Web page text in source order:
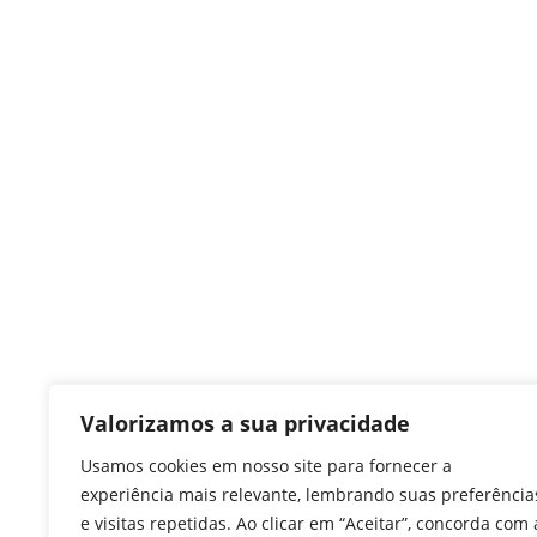
Valorizamos a sua privacidade
Usamos cookies em nosso site para fornecer a
experiência mais relevante, lembrando suas
e visitas repetidas. Ao clicar em “Aceitar”, concorda com